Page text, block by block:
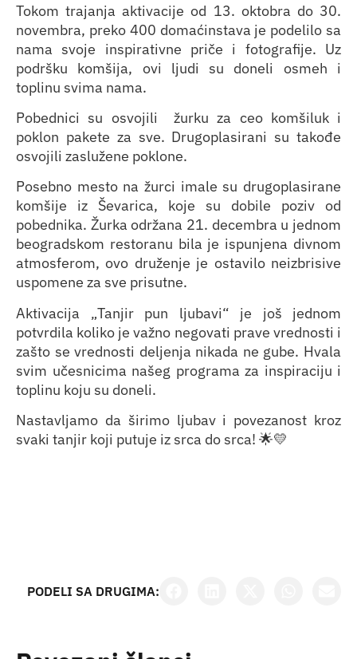
Tokom trajanja aktivacije od 13. oktobra do 30.
novembra, preko 400 domaćinstava je podelilo sa
nama svoje inspirativne priče i fotografije. Uz
podršku komšija, ovi ljudi su doneli osmeh i
toplinu svima nama.
Pobednici su osvojili žurku za ceo komšiluk i
poklon pakete za sve. Drugoplasirani su takođe
osvojili zaslužene poklone.
Posebno mesto na žurci imale su drugoplasirane
komšije iz Ševarica, koje su dobile poziv od
pobednika. Žurka održana 21. decembra u jednom
beogradskom restoranu bila je ispunjena divnom
atmosferom, ovo druženje je ostavilo neizbrisive
uspomene za sve prisutne.
Aktivacija „Tanjir pun ljubavi“ je još jednom
potvrdila koliko je važno negovati prave vrednosti i
zašto se vrednosti deljenja nikada ne gube. Hvala
svim učesnicima našeg programa za inspiraciju i
toplinu koju su doneli.
Nastavljamo da širimo ljubav i povezanost kroz
svaki tanjir koji putuje iz srca do srca! 🌟💛
PODELI SA DRUGIMA: